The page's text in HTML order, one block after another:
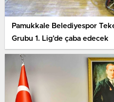
Pamukkale Belediyespor
Grubu 1. Lig’de çaba edecek